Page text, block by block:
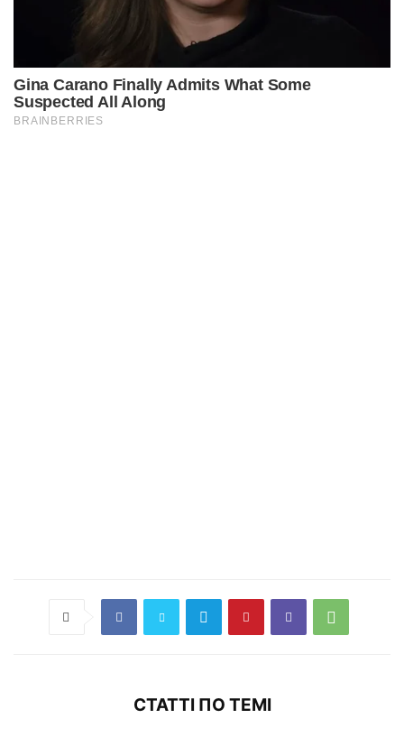
СТАТТІ ПО ТЕМІ